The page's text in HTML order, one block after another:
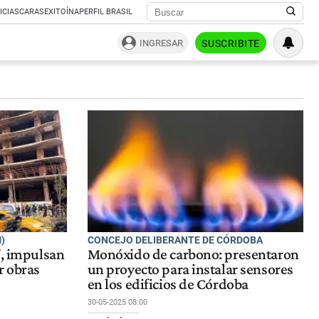
CARASEXITOÍNAPERFIL BRASIL
INGRESAR SUSCRIBITE
impulsan
obras
CONCEJO DELIBERANTE DE CÓRDOBA
Monóxido de carbono: presentaron
un proyecto para instalar sensores
en los edificios de Córdoba
30-05-2025 08:00